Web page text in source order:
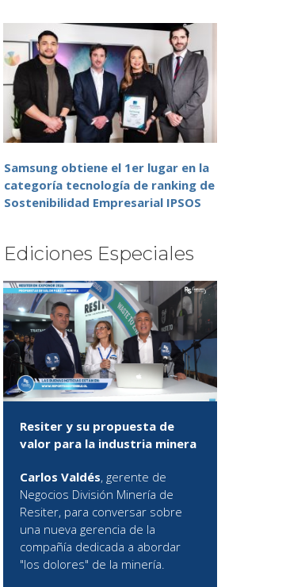
Samsung obtiene el 1er lugar en la
categoría tecnología de ranking de
Sostenibilidad Empresarial IPSOS
Ediciones Especiales
Resiter y su propuesta de
valor para la industria minera
Carlos Valdés, gerente de
Negocios División Minería de
Resiter, para conversar sobre
una nueva gerencia de la
compañía dedicada a abordar
"los dolores" de la minería.